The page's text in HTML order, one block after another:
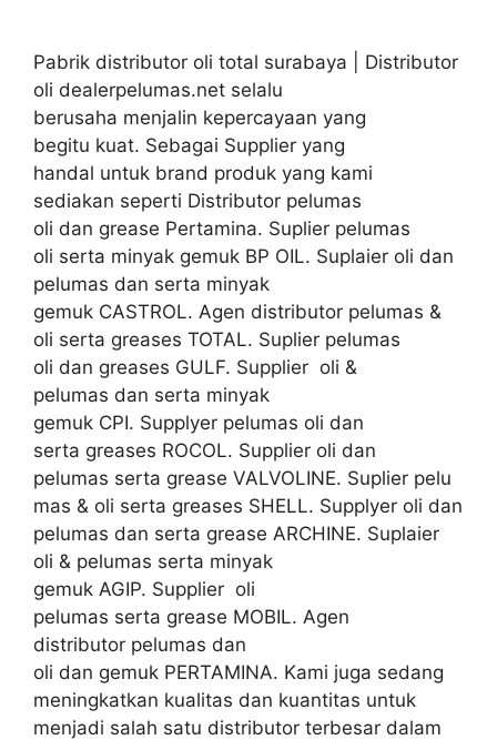
Pabrik distributor oli total surabaya | Distributor
oli dealerpelumas.net selalu
berusaha menjalin kepercayaan yang
begitu kuat. Sebagai Supplier yang
handal untuk brand produk yang kami
sediakan seperti Distributor pelumas
oli dan grease Pertamina. Suplier pelumas
oli serta minyak gemuk BP OIL. Suplaier oli dan
pelumas dan serta minyak
gemuk CASTROL. Agen distributor pelumas &
oli serta greases TOTAL. Suplier pelumas
oli dan greases GULF. Supplier oli &
pelumas dan serta minyak
gemuk CPI. Supplyer pelumas oli dan
serta greases ROCOL. Supplier oli dan
pelumas serta grease VALVOLINE. Suplier pelu
mas & oli serta greases SHELL. Supplyer oli dan
pelumas dan serta grease ARCHINE. Suplaier
oli & pelumas serta minyak
gemuk AGIP. Supplier oli
pelumas serta grease MOBIL. Agen
distributor pelumas dan
oli dan gemuk PERTAMINA. Kami juga sedang
meningkatkan kualitas dan kuantitas untuk
menjadi salah satu distributor terbesar dalam